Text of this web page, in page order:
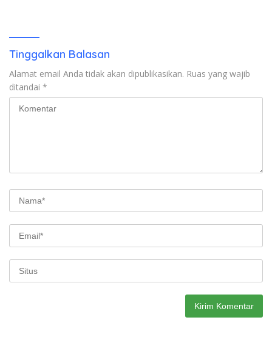
Tinggalkan Balasan
Alamat email Anda tidak akan dipublikasikan. Ruas yang wajib
ditandai *